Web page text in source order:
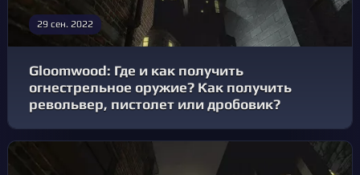
29 сен. 2022
Gloomwood: Где и как получить
огнестрельное оружие? Как получить
револьвер, пистолет или дробовик?